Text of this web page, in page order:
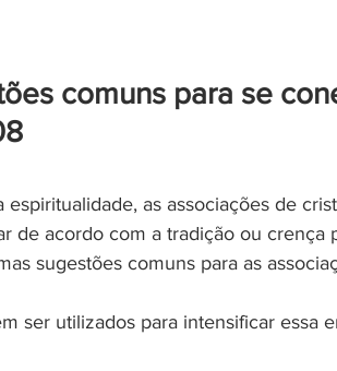
comuns para se
espiritualidade, as associações de
de acordo com a tradição ou crença
sugestões comuns para as
ser utilizados para intensificar essa